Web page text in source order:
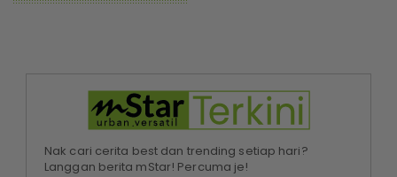
Nak cari cerita best dan trending setiap hari?
Langgan berita mStar! Percuma je!